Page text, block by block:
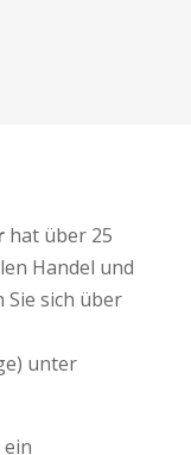
hat über 25
Handel und
sich über
unter